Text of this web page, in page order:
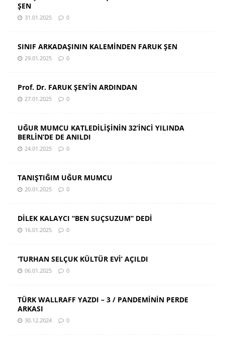
ŞEN
31.01.2025 0
SINIF ARKADAŞININ KALEMİNDEN FARUK ŞEN
29.01.2025 0
Prof. Dr. FARUK ŞEN’İN ARDINDAN
27.01.2025 0
UĞUR MUMCU KATLEDİLİŞİNİN 32’İNCİ YILINDA
BERLİN’DE DE ANILDI
24.01.2025 0
TANIŞTIĞIM UĞUR MUMCU
20.01.2025 0
DİLEK KALAYCI “BEN SUÇSUZUM” DEDİ
16.01.2025 0
‘TURHAN SELÇUK KÜLTÜR EVİ’ AÇILDI
06.01.2025 0
TÜRK WALLRAFF YAZDI – 3 / PANDEMİNİN PERDE
ARKASI
30.12.2024 0